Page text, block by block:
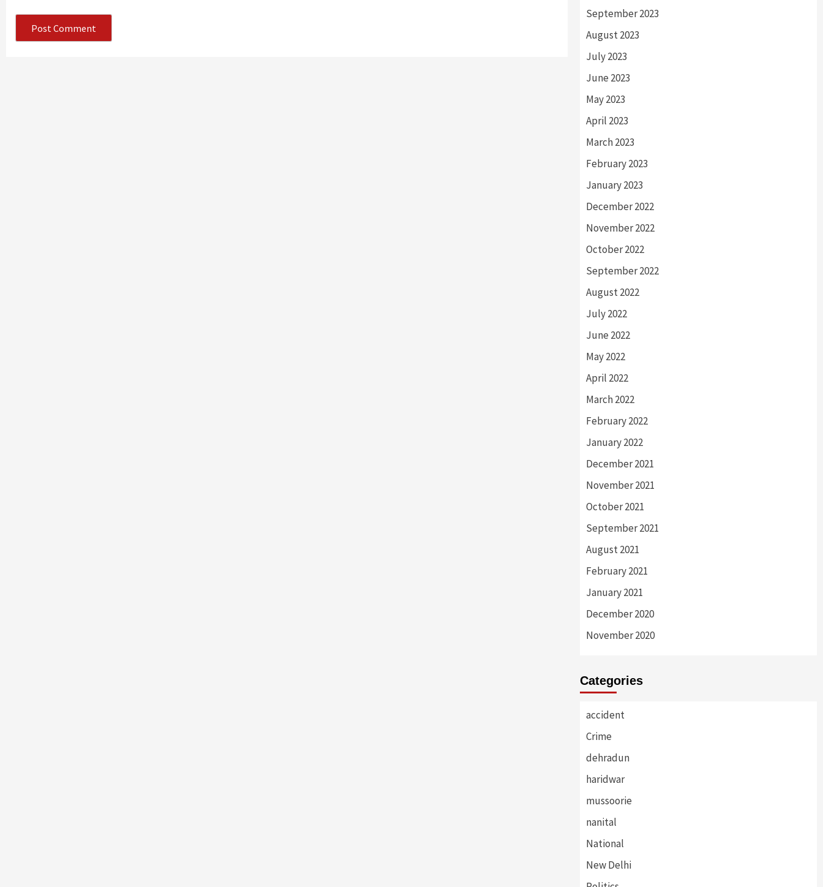
September 2023
August 2023
July 2023
June 2023
May 2023
April 2023
March 2023
February 2023
January 2023
December 2022
November 2022
October 2022
September 2022
August 2022
July 2022
June 2022
May 2022
April 2022
March 2022
February 2022
January 2022
December 2021
November 2021
October 2021
September 2021
August 2021
February 2021
January 2021
December 2020
November 2020
Categories
accident
Crime
dehradun
haridwar
mussoorie
nanital
National
New Delhi